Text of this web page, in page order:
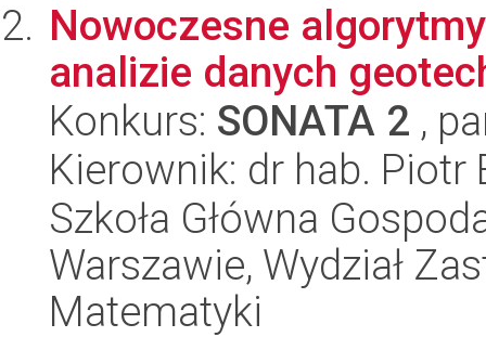
Nowoczesne
analizie danych
Konkurs: SONATA 2 ,
Kierownik: dr hab. Piotr
Szkoła Główna
Warszawie, Wydział
Matematyki